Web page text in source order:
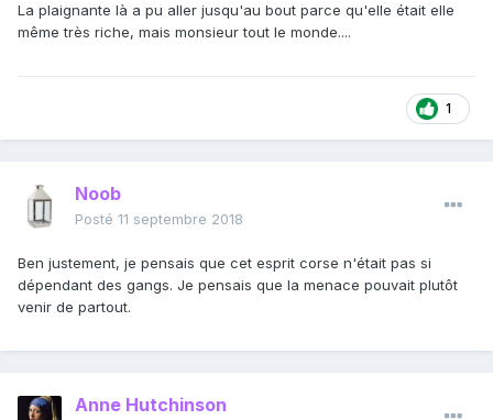
La plaignante là a pu aller jusqu'au bout parce qu'elle était elle
même très riche, mais monsieur tout le monde....
1
Noob
Posté 11 septembre 2018
Ben justement, je pensais que cet esprit corse n'était pas si
dépendant des gangs. Je pensais que la menace pouvait plutôt
venir de partout.
Anne Hutchinson